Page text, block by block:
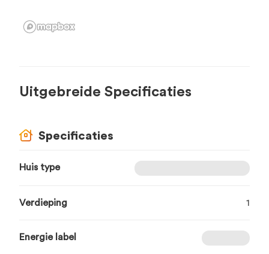
Uitgebreide Specificaties
Specificaties
Huis type
Verdieping 1
Energie label